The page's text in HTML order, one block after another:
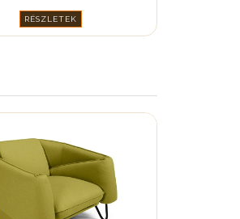
RÉSZLETEK